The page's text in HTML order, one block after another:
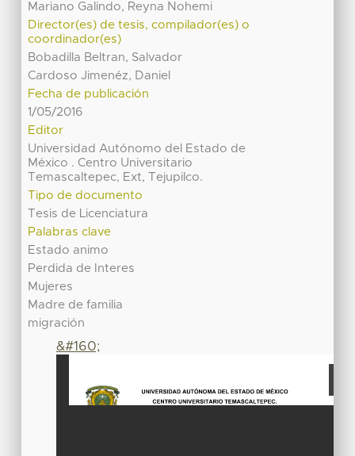
Mariano Galindo, Reyna Nohemi
Director(es) de tesis, compilador(es) o
coordinador(es)
Bobadilla Beltran, Salvador
Cardoso Jimenéz, Daniel
Fecha de publicación
1/05/2016
Editor
Universidad Autónomo del Estado de
México . Centro Universitario
Temascaltepec, Ext, Tejupilco.
Tipo de documento
Tesis de Licenciatura
Palabras clave
Estado animo
Perdida de Interes
Mujeres
Madre de familia
migración
&#160;